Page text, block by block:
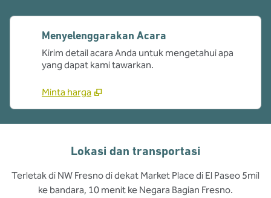
Menyelenggarakan Acara
Kirim detail acara Anda untuk mengetahui apa
yang dapat kami tawarkan.
Minta harga
Lokasi dan transportasi
Terletak di NW Fresno di dekat Market Place di El Paseo 5mil
ke bandara, 10 menit ke Negara Bagian Fresno.